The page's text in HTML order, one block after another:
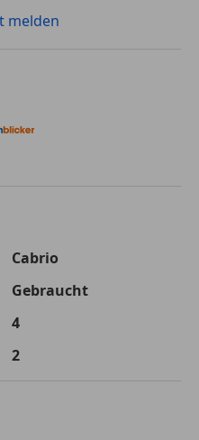
melden
Monate
75 000,-
105 661,-
Cabrio
Gebraucht
4
2